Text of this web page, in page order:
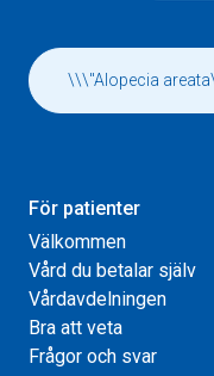
För patienter
Välkommen
Vård du betalar själv
Vårdavdelningen
Bra att veta
Frågor och svar